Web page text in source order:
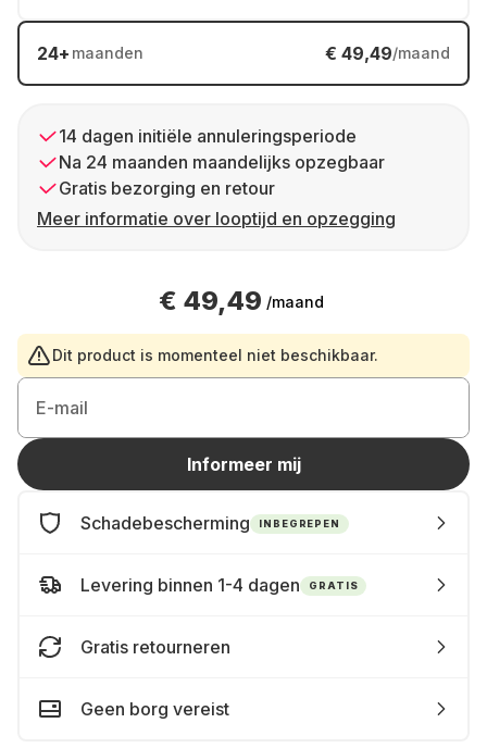
24+ maanden € 49,49/maand
14 dagen initiële annuleringsperiode
Na 24 maanden maandelijks opzegbaar
Gratis bezorging en retour
Meer informatie over looptijd en opzegging
€ 49,49 /maand
Dit product is momenteel niet beschikbaar.
E-mail
Informeer mij
Schadebescherming INBEGREPEN
Levering binnen 1-4 dagen GRATIS
Gratis retourneren
Geen borg vereist